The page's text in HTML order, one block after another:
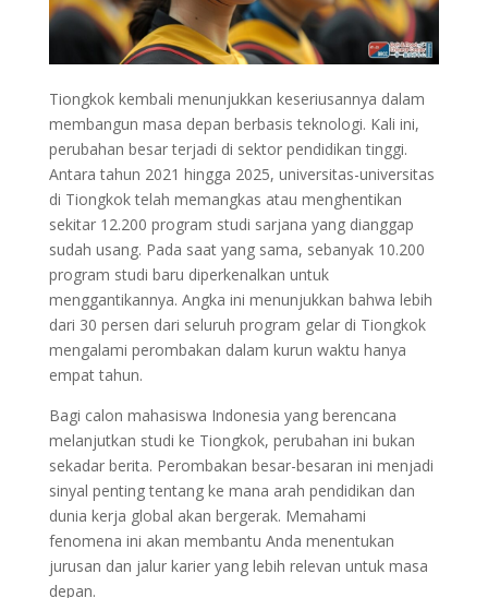
Tiongkok kembali menunjukkan keseriusannya dalam
membangun masa depan berbasis teknologi. Kali ini,
perubahan besar terjadi di sektor pendidikan tinggi.
Antara tahun 2021 hingga 2025, universitas-universitas
di Tiongkok telah memangkas atau menghentikan
sekitar 12.200 program studi sarjana yang dianggap
sudah usang. Pada saat yang sama, sebanyak 10.200
program studi baru diperkenalkan untuk
menggantikannya. Angka ini menunjukkan bahwa lebih
dari 30 persen dari seluruh program gelar di Tiongkok
mengalami perombakan dalam kurun waktu hanya
empat tahun.
Bagi calon mahasiswa Indonesia yang berencana
melanjutkan studi ke Tiongkok, perubahan ini bukan
sekadar berita. Perombakan besar-besaran ini menjadi
sinyal penting tentang ke mana arah pendidikan dan
dunia kerja global akan bergerak. Memahami
fenomena ini akan membantu Anda menentukan
jurusan dan jalur karier yang lebih relevan untuk masa
depan.